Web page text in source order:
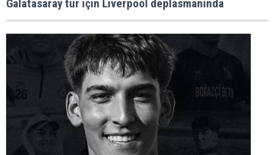
Galatasaray tur için Liverpool deplasmanında